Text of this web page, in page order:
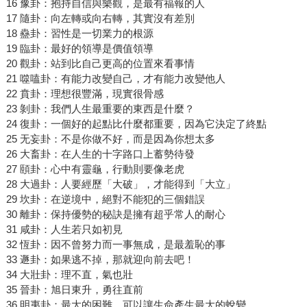
16 豫卦：抱持自信與樂觀，是最有福報的人
17 隨卦：向左轉或向右轉，其實沒有差別
18 蠱卦：習性是一切業力的根源
19 臨卦：最好的領導是價值領導
20 觀卦：站到比自己更高的位置來看事情
21 噬嗑卦：有能力改變自己，才有能力改變他人
22 賁卦：理想很豐滿，現實很骨感
23 剝卦：我們人生最重要的東西是什麼？
24 復卦：一個好的起點比什麼都重要，因為它決定了終點
25 无妄卦：不是你做不好，而是因為你想太多
26 大畜卦：在人生的十字路口上蓄勢待發
27 頤卦：心中有靈龜，行動則要像老虎
28 大過卦：人要經歷「大破」，才能得到「大立」
29 坎卦：在逆境中，絕對不能犯的三個錯誤
30 離卦：保持優勢的秘訣是擁有超乎常人的耐心
31 咸卦：人生若只如初見
32 恆卦：因不曾努力而一事無成，是最羞恥的事
33 遯卦：如果逃不掉，那就迎向前去吧！
34 大壯卦：理不直，氣也壯
35 晉卦：旭日東升，勇往直前